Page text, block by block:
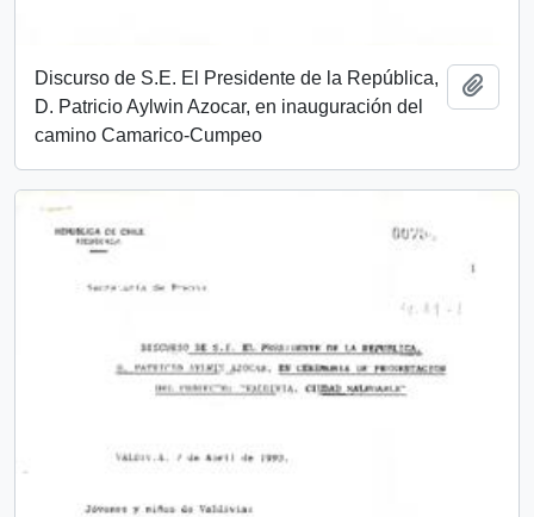
Discurso de S.E. El Presidente de la República,
D. Patricio Aylwin Azocar, en inauguración del
camino Camarico-Cumpeo